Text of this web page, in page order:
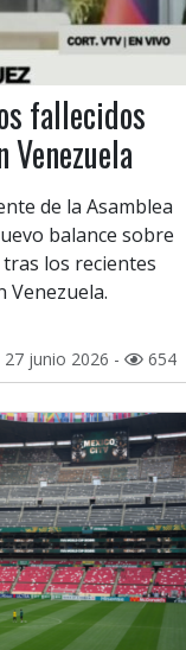
fallecidos
de la Asamblea
balance sobre
los recientes
Venezuela.
27 junio 2026 - 654